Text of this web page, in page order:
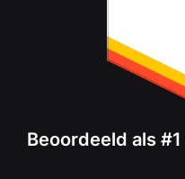
Beoordeeld als